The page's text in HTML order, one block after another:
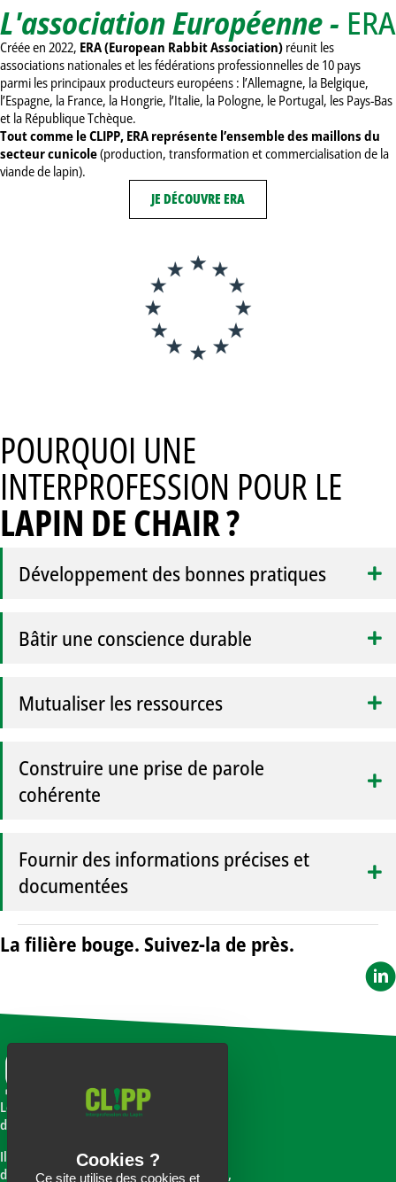
L'association Européenne - ERA
Créée en 2022, ERA (European Rabbit Association) réunit les
associations nationales et les fédérations professionnelles de 10 pays
parmi les principaux producteurs européens : l’Allemagne, la Belgique,
l’Espagne, la France, la Hongrie, l’Italie, la Pologne, le Portugal, les Pays-Bas
et la République Tchèque.
Tout comme le CLIPP, ERA représente l’ensemble des maillons du
secteur cunicole(production, transformation et commercialisation de la
viande de lapin).
JE DÉCOUVRE ERA
POURQUOI UNE
INTERPROFESSION POUR LE
LAPIN DE CHAIR ?
Développement des bonnes pratiques
Bâtir une conscience durable
Mutualiser les ressources
Construire une prise de parole
cohérente
Fournir des informations précises et
documentées
La filière bouge. Suivez-la de près.
Le CLIPP est l’interprofession nationale
de la filière lapin de chair.
Il regroupe les acteurs de l’élevage,
de la transformation et de la distribution,
Ce site utilise des cookies et